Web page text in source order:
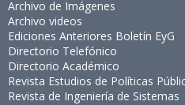
Archivo de Imágenes
Archivo videos
Ediciones Anteriores Boletín EyG
Directorio Telefónico
Directorio Académico
Revista Estudios de Políticas
Revista de Ingeniería de Sistemas